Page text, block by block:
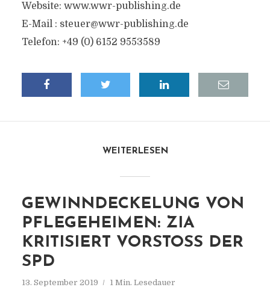
Website: www.wwr-publishing.de
E-Mail : steuer@wwr-publishing.de
Telefon: +49 (0) 6152 9553589
WEITERLESEN
GEWINNDECKELUNG VON
PFLEGEHEIMEN: ZIA
KRITISIERT VORSTOSS DER S
PD
13. September 2019 1 Min. Lesedauer